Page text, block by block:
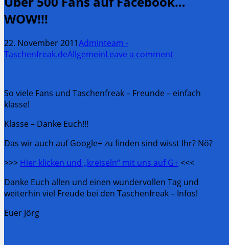
WOW!!!
22. November 2011Adminteam -
Taschenfreak.deAllgemeinLeave a comment
So viele Fans und Taschenfreak – Freunde – einfach
klasse!
Klasse – Danke Euch!!!
Das wir auch auf Google+ zu finden sind wisst Ihr? Nö?
>>> Hier klicken und „kreiseln“ mit uns auf G+<<<
Danke Euch allen und einen wundervollen Tag und
weiterhin viel Freude bei den Taschenfreak – Infos!
Euer Jörg